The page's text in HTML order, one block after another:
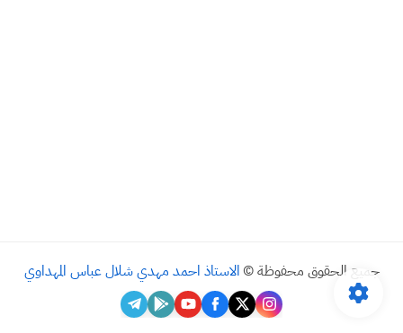
جميع الحقوق محفوظة © الاستاذ احمد مهدي شلال عباس المهداوي